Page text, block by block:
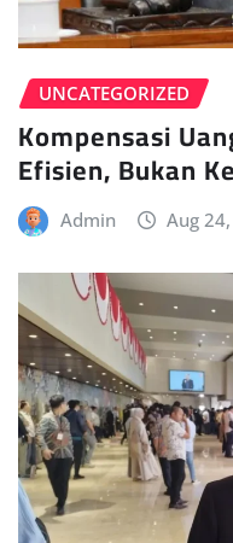
UNCATEGORIZED
Kompensasi
Efisien, Bukan
Admin Aug